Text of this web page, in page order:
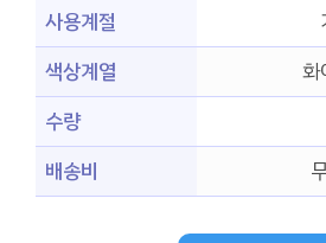
사용계절
색상계열
화
수량
배송비